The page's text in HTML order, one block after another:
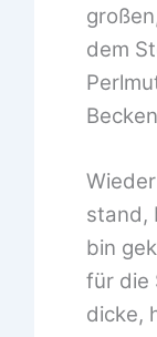
dem
stand,
bin
für die
dicke,